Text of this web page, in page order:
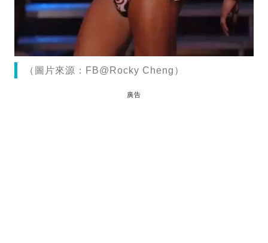
（圖片來源：FB@Rocky Cheng）
廣告